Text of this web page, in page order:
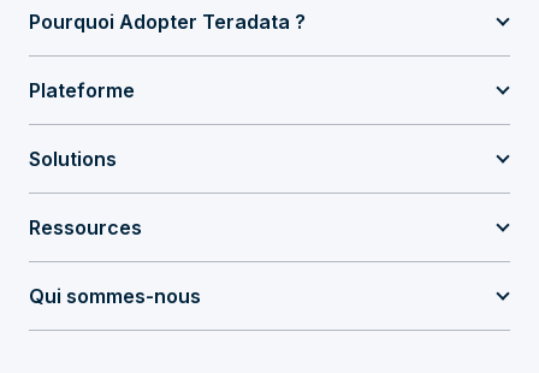
Pourquoi Adopter Teradata ?
Plateforme
Solutions
Ressources
Qui sommes-nous